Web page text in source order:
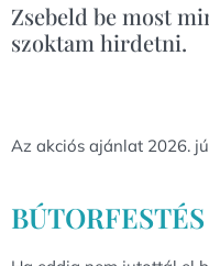
Zsebeld be most
szoktam hirdetni.
Az akciós ajánlat 2026.